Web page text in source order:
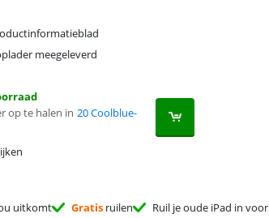
meegeleverd
op te halen in 20 Coolblue-
uitkomt Gratis ruilen Ruil je oude iPad in voor